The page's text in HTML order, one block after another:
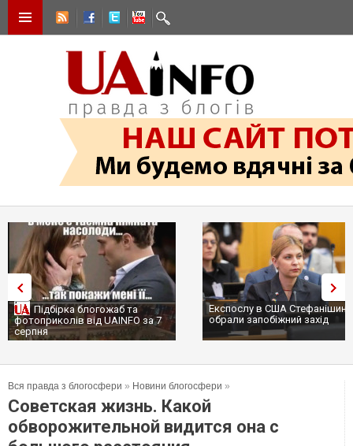
Підбірка блогожаб та
фотоприколів від UAINFO за 7
серпня
Експослу в США Стефанішиній
обрали запобіжний захід
Вся правда з блогосфери » Новини блогосфери »
Советская жизнь. Какой
обворожительной видится она с